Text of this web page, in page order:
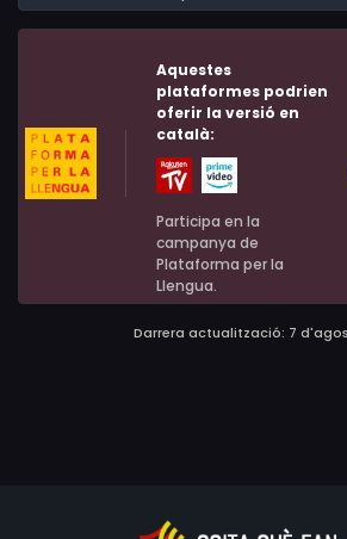
amb els seus companys de viatge,
obtenint força per enfrontar-se per
a complir el seu somni.
Aquestes
plataformes podrien
oferir la versió en
català:
Participa en la
campanya de
Plataforma per la
Llengua.
Darrera actualització: 7